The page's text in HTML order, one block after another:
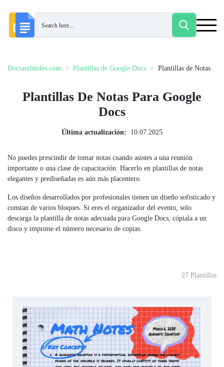
Docsandslides.com Plantillas de Google Docs Plantillas de Notas
Plantillas De Notas Para Google
Docs
Última actualización: 10.07.2025
No puedes prescindir de tomar notas cuando asistes a una reunión
importante o una clase de capacitación. Hacerlo en plantillas de notas
elegantes y prediseñadas es aún más placentero.
Los diseños desarrollados por profesionales tienen un diseño sofisticado y
constan de varios bloques. Si eres el organizador del evento, solo
descarga la plantilla de notas adecuada para Google Docs, cópiala a un
disco y imprime el número necesario de copias.
27 Plantillas